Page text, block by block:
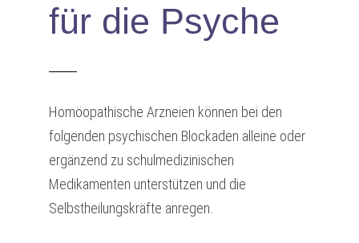
für die Psyche
Homöopathische Arzneien können bei den
folgenden psychischen Blockaden alleine oder
ergänzend zu schulmedizinischen
Medikamenten unterstützen und die
Selbstheilungskräfte anregen.